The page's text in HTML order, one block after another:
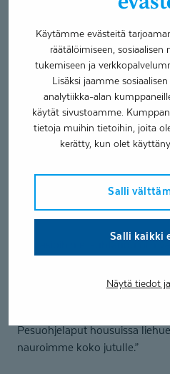
Käytämme evästeitä
räätälöimiseen,
tukemiseen ja
Lisäksi jaamme
analytiikka-alan
käytät sivustoamme.
tietoja muihin tietoihin, joita
kerätty, kun olet
Salli
Salli kaikki
Näytä tiedot
tärkeää, että kaikki oli
Toiseksi hän on opetellut
itsestään.
”Ajattelin ennen, että
joskus. Nyt olen sisäistänyt,
jaksamaan
Kun asioihin ei suhtaudu niin
Pesuohjelaput housuissa
nauroimme koko jutulle.”